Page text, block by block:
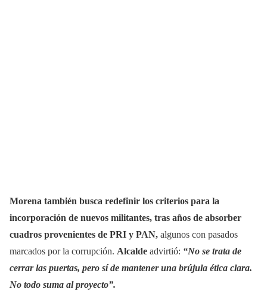
Morena también busca redefinir los criterios para la
incorporación de nuevos militantes, tras años de absorber
cuadros provenientes de PRI y PAN, algunos con pasados
marcados por la corrupción. Alcalde advirtió: “No se trata de
cerrar las puertas, pero sí de mantener una brújula ética clara.
No todo suma al proyecto”.